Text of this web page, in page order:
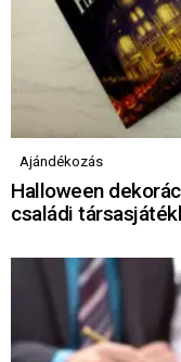
Ajándékozás
Halloween
családi